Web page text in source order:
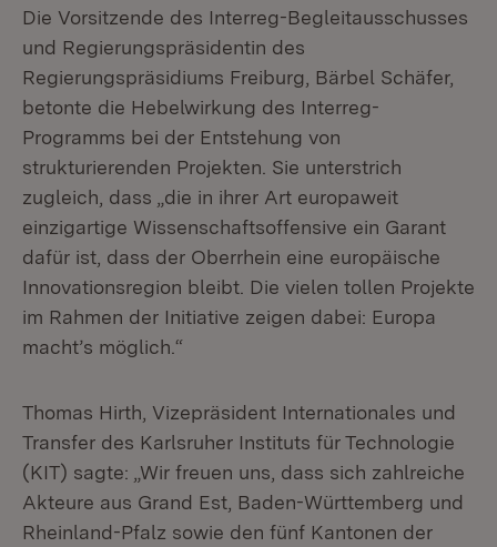
Die Vorsitzende des Interreg-Begleitausschusses
und Regierungspräsidentin des
Regierungspräsidiums Freiburg, Bärbel Schäfer,
betonte die Hebelwirkung des Interreg-
Programms bei der Entstehung von
strukturierenden Projekten. Sie unterstrich
zugleich, dass „die in ihrer Art europaweit
einzigartige Wissenschaftsoffensive ein Garant
dafür ist, dass der Oberrhein eine europäische
Innovationsregion bleibt. Die vielen tollen Projekte
im Rahmen der Initiative zeigen dabei: Europa
macht’s möglich.“
Thomas Hirth, Vizepräsident Internationales und
Transfer des Karlsruher Instituts für Technologie
(KIT) sagte: „Wir freuen uns, dass sich zahlreiche
Akteure aus Grand Est, Baden-Württemberg und
Rheinland-Pfalz sowie den fünf Kantonen der